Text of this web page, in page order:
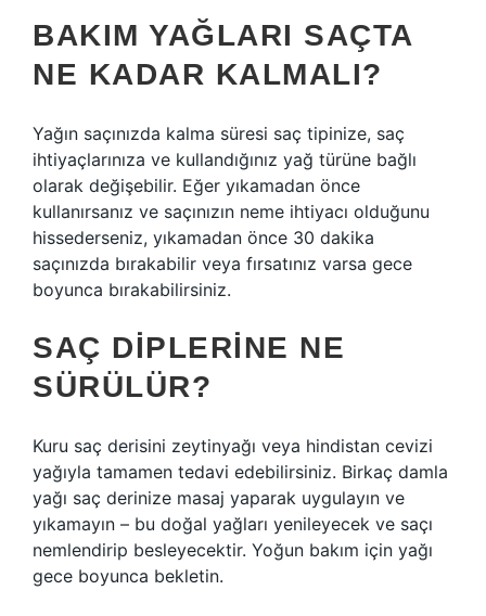
BAKIM YAĞLARI SAÇTA
NE KADAR KALMALI?
Yağın saçınızda kalma süresi saç tipinize, saç
ihtiyaçlarınıza ve kullandığınız yağ türüne bağlı
olarak değişebilir. Eğer yıkamadan önce
kullanırsanız ve saçınızın neme ihtiyacı olduğunu
hissederseniz, yıkamadan önce 30 dakika
saçınızda bırakabilir veya fırsatınız varsa gece
boyunca bırakabilirsiniz.
SAÇ DIPLERINE NE
SÜRÜLÜR?
Kuru saç derisini zeytinyağı veya hindistan cevizi
yağıyla tamamen tedavi edebilirsiniz. Birkaç damla
yağı saç derinize masaj yaparak uygulayın ve
yıkamayın – bu doğal yağları yenileyecek ve saçı
nemlendirip besleyecektir. Yoğun bakım için yağı
gece boyunca bekletin.